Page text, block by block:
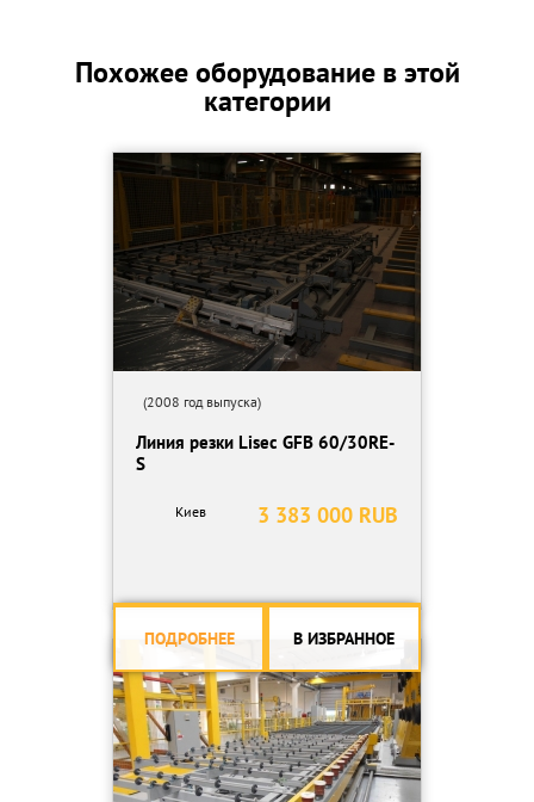
Похожее оборудование в этой
категории
(2008 год выпуска)
Линия резки Lisec GFB 60/30RE-
S
3 383 000 RUB
Киев
ПОДРОБНЕЕ В ИЗБРАННОЕ